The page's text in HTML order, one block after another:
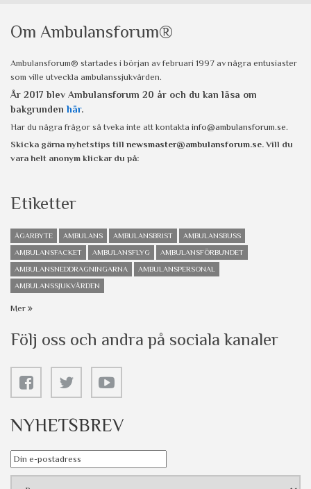
Om Ambulansforum®
Ambulansforum® startades i början av februari 1997 av några entusiaster
som ville utveckla ambulanssjukvården.
År 2017 blev Ambulansforum 20 år och du kan läsa om
bakgrunden här.
Har du några frågor så tveka inte att kontakta info@ambulansforum.se.
Skicka gärna nyhetstips till newsmaster@ambulansforum.se. Vill du
vara helt anonym klickar du på:
Etiketter
ÄGARBYTE AMBULANS AMBULANSBRIST
AMBULANSBUSS
AMBULANSFACKET
AMBULANSFLYG
AMBULANSFÖRBUNDET
AMBULANSNEDDRAGNINGARNA
AMBULANSPERSONAL
AMBULANSSJUKVÅRDEN
Mer
Följ oss och andra på sociala kanaler
NYHETSBREV